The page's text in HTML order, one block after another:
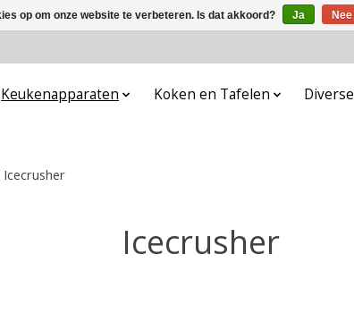
Keukenapparaten Koken en Tafelen Diverse
Icecrusher
Icecrusher
op om onze website te verbeteren. Is dat akkoord? Ja Nee